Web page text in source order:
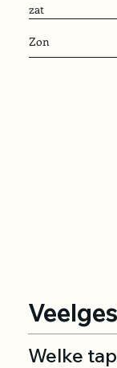
zat
Zon
Welke